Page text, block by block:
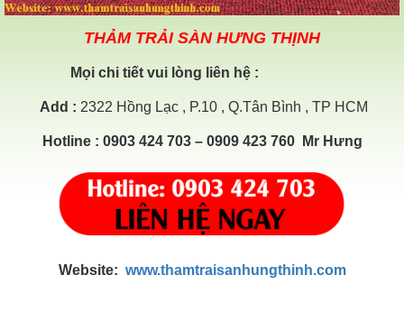
THẢM TRẢI SÀN HƯNG THỊNH
Mọi chi tiết vui lòng liên hệ :
Add : 2322 Hồng Lạc , P.10 , Q.Tân Bình , TP HCM
Hotline: 0903 424 703 – 0909 423 760 Mr Hưng
Website: www.thamtraisanhungthinh.com